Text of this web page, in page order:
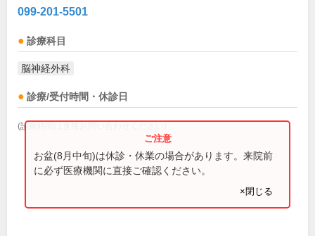
099-201-5501
診療科目
脳神経外科
診療/受付時間・休診日
(診療時間は直接お問い合わせください)
お盆(8月中旬)は休診・休業の場合があります。来院前
に必ず医療機関に直接ご確認ください。
×閉じる